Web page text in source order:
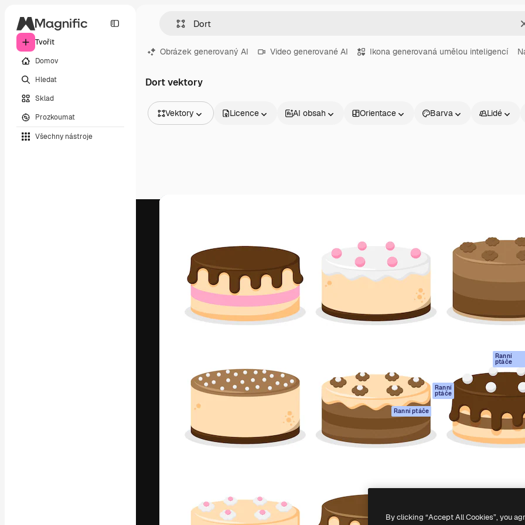
Tvořit
Domov
Hledat
Sklad
Prozkoumat
Všechny nástroje
Obrázek generovaný AI Video generované AI Ikona generovaná umělou inteligencí
Dort vektory
Vektory
Videa
Licence AI obsah Orientace Barva Lidé
Kreativní platforma pro tvorbu vaší nejlepší
práce. Více než 1 milion předplatitelů napříč
kreativci, podniky, agenturami a studii.
Produkty
Spaces
obrázků
Stock obsah
MCP pro
Claude/ChatGPT
Ranní
ptáče
Agenti Ranní ptáče
Mobilní aplikace
Začněte
Academy
Podpora
Podmínky použití
Ranní
ptáče
Zásady používání
souborů cookie
Partneři
Firmy
Copyright © 2010-2026Freepik Company S.L.U.
By clicking “Accept All Cookies”, you